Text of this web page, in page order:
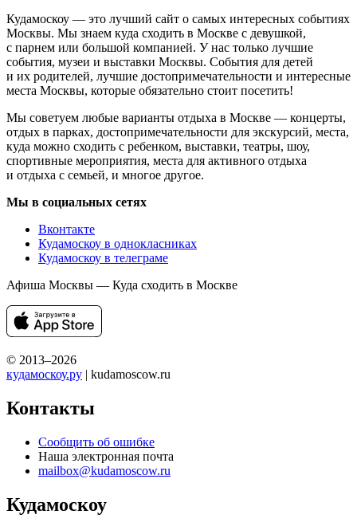
Кудамоскоу — это лучший сайт о самых интересных событиях
Москвы. Мы знаем куда сходить в Москве с девушкой,
с парнем или большой компанией. У нас только лучшие
события, музеи и выставки Москвы. События для детей
и их родителей, лучшие достопримечательности и интересные
места Москвы, которые обязательно стоит посетить!
Мы советуем любые варианты отдыха в Москве — концерты,
отдых в парках, достопримечательности для экскурсий, места,
куда можно сходить с ребенком, выставки, театры, шоу,
спортивные мероприятия, места для активного отдыха
и отдыха с семьей, и многое другое.
Мы в социальных сетях
Вконтакте
Кудамоскоу в однокласниках
Кудамоскоу в телеграме
Афиша Москвы — Куда сходить в Москве
© 2013–2026
кудамоскоу.ру | kudamoscow.ru
Контакты
Сообщить об ошибке
Наша электронная почта
mailbox@kudamoscow.ru
Кудамоскоу